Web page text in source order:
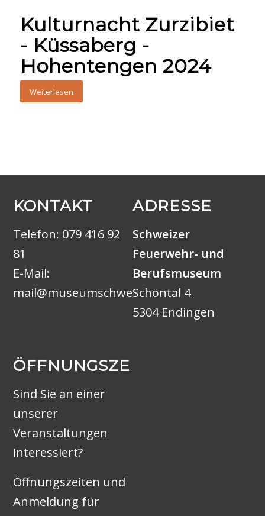
Kulturnacht Zurzibiet
- Küssaberg -
Hohentengen 2024
Weiterlesen
KONTAKT
Telefon: 079 416 92
81
E-Mail:
mail@museumschweiz.ch
ADRESSE
Schweizer
Feuerwehr- und
Berufsmuseum
Schöntal 4
5304 Endingen
ÖFFNUNGSZEITEN
Sind Sie an einer
unserer
Veranstaltungen
interessiert?
Öffnungszeiten und
Anmeldung für